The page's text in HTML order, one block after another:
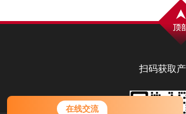
在线交流
扫码获取